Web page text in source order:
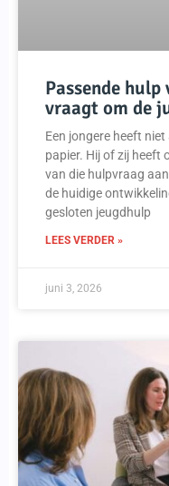
Passende
vraagt om de
Een jongere heeft
papier. Hij of zij heeft
van die hulpvraag
de huidige
gesloten jeugdhulp
LEES VERDER »
juni 3, 2026